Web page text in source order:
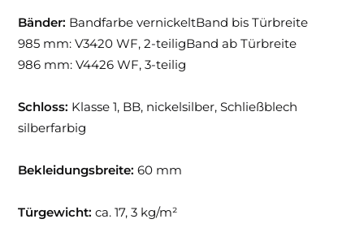
Bänder: Bandfarbe vernickeltBand bis Türbreite
985 mm: V3420 WF, 2-teiligBand ab Türbreite
986 mm: V4426 WF, 3-teilig
Schloss: Klasse 1, BB, nickelsilber, Schließblech
silberfarbig
Bekleidungsbreite:60 mm
Türgewicht:ca. 17, 3 kg/m²